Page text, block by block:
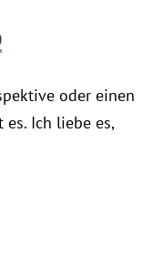
oder einen
Ich liebe es,